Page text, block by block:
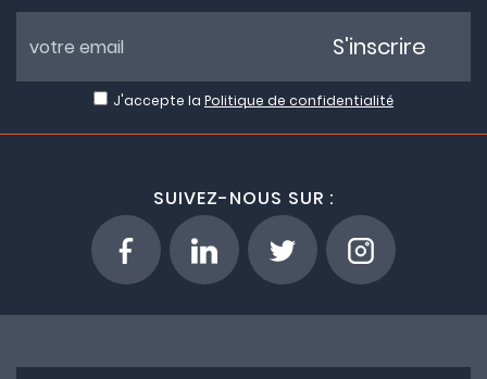
J'accepte la Politique de confidentialité
S'inscrire
SUIVEZ-NOUS SUR :